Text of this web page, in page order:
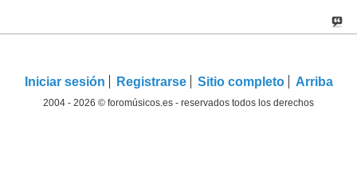
Iniciar sesión Registrarse Sitio completo Arriba
2004 - 2026 © foromúsicos.es - reservados todos los derechos